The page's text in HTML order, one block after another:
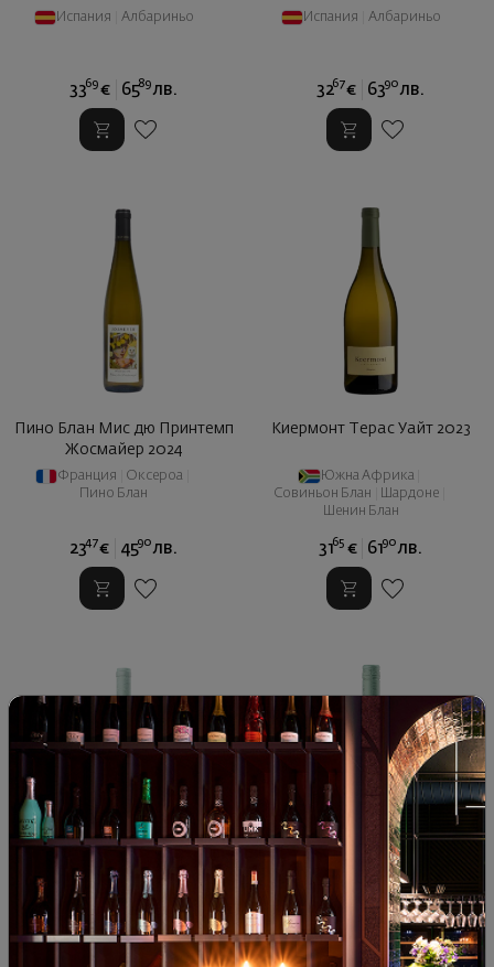
Испания Албариньо
3369 € 6589 лв.
Испания Албариньо
3267 € 6390 лв.
Пино Блан Мис дю Принтемп
Жосмайер 2024
Франция Оксероа
Пино Блан
2347 € 4590 лв.
Киермонт Терас Уайт 2023
Южна Африка
Совиньон Блан
Шардоне
Шенин Блан
3165 € 6190 лв.
Дрон Хофбергер Ризлинг
трокен 2023
Германия | Ризлинг
Фом Шифер Ризлинг Трокен
(сухо) 2023
Германия | Ризлинг